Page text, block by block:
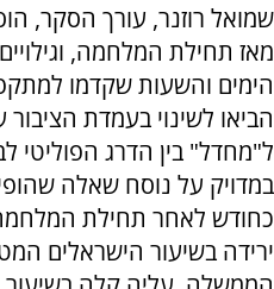
שמואל רוזנר, עורך הסקר,
מאז תחילת המלחמה,
הימים והשעות שקדמו
הביאו לשינוי בעמדת
ל"מחדל" בין הדרג הפוליטי
במדויק על נוסח שאלה
כחודש לאחר תחילת
ירידה בשיעור הישראלים